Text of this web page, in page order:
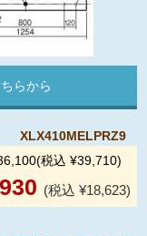
らから
XLX410MELPRZ9
税込 ¥39,710)
(税込 ¥18,623)